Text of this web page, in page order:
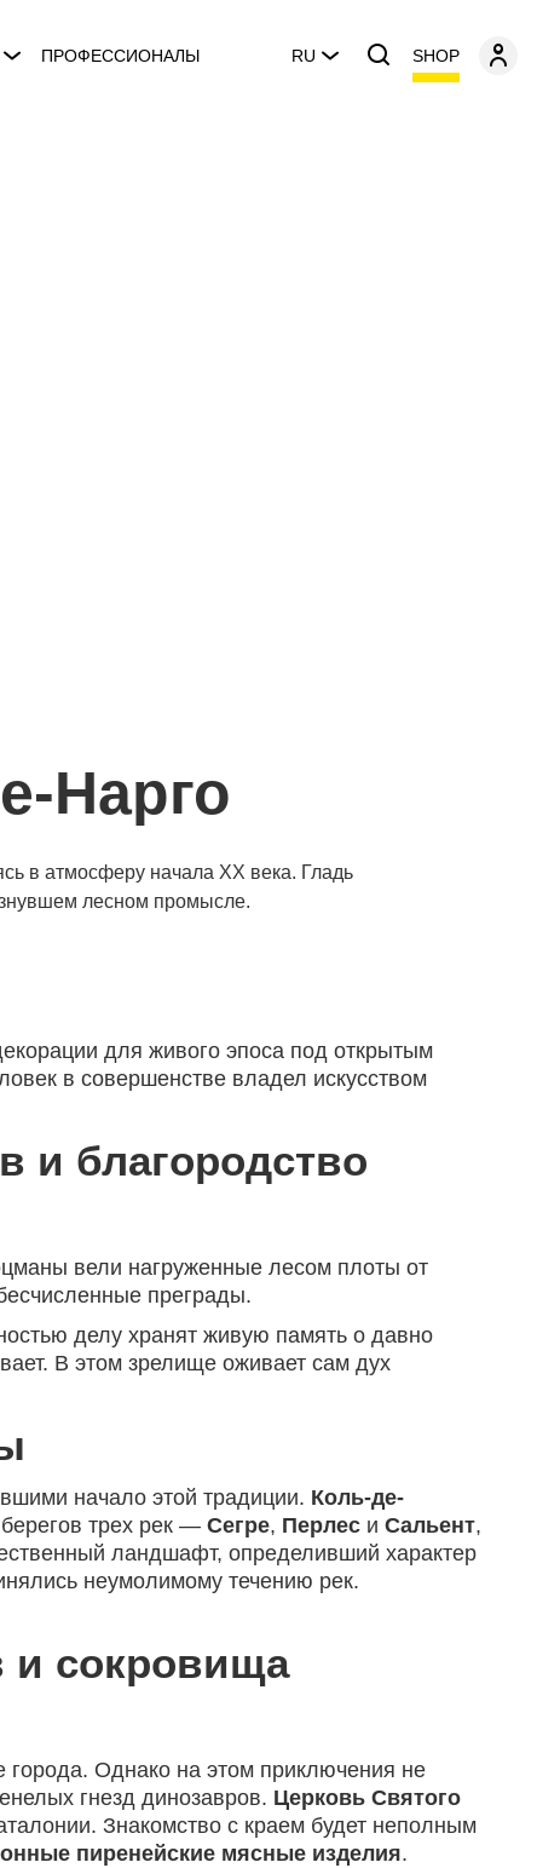
ПРОФЕССИОНАЛЫ RU SHOP
Нарго
в атмосферу начала XX века. Гладь
лесном промысле.
для живого эпоса под открытым
в совершенстве владел искусством
и благородство
вели нагруженные лесом плоты от
преграды.
делу хранят живую память о давно
В этом зрелище оживает сам дух
начало этой традиции. Коль-де-
трех рек — Сегре, Перлес и Сальент,
ландшафт, определивший характер
неумолимому течению рек.
и сокровища
Однако на этом приключения не
гнезд динозавров. Церковь Святого
Знакомство с краем будет неполным
пиренейские мясные изделия.